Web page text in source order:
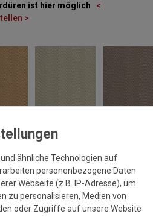
ist hier möglich
<
>
ähnliche Technologien auf
personenbezogene Daten
Webseite (z.B. IP-Adresse), um
zu personalisieren, Medien von
oder Zugriffe auf unsere Website